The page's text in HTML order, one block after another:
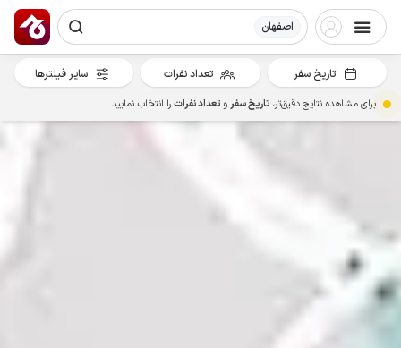
اصفهان
تاریخ سفر تعداد نفرات سایر فیلترها
برای مشاهده نتایج دقیق‌تر، تاریخ سفرو تعداد نفراترا انتخاب نمایید